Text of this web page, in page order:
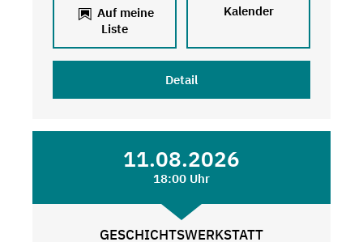
Auf meine
Liste
Kalender
Detail
11.08.2026
18:00 Uhr
GESCHICHTSWERKSTATT